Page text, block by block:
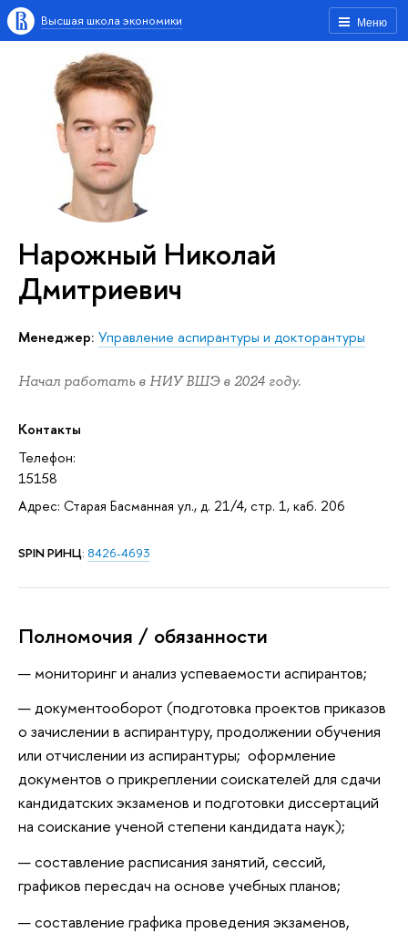
Меню
Высшая школа экономики
Нарожный Николай
Дмитриевич
менеджер: Управление аспирантуры и докторантуры
Начал работать в НИУ ВШЭ в 2024 году.
Контакты
Телефон:
15158
Адрес: Старая Басманная ул., д. 21/4, стр. 1, каб. 206
SPIN РИНЦ: 8426-4693
Полномочия / обязанности
мониторинг и анализ успеваемости аспирантов;
документооборот (подготовка проектов приказов
о зачислении в аспирантуру, продолжении обучения
или отчислении из аспирантуры; оформление
документов о прикреплении соискателей для сдачи
кандидатских экзаменов и подготовки диссертаций
на соискание ученой степени кандидата наук);
составление расписания занятий, сессий,
графиков пересдач на основе учебных планов;
составление графика проведения экзаменов,